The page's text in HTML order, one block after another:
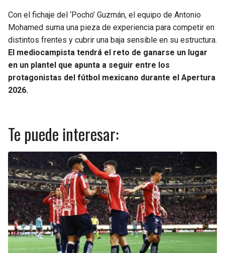
Con el fichaje del ‘Pocho’ Guzmán, el equipo de Antonio
Mohamed suma una pieza de experiencia para competir en
distintos frentes y cubrir una baja sensible en su estructura.
El mediocampista tendrá el reto de ganarse un lugar
en un plantel que apunta a seguir entre los
protagonistas del fútbol mexicano durante el Apertura
2026.
Te puede interesar: